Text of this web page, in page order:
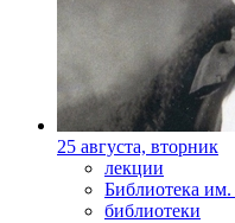
25 августа, вторник
лекции
Библиотека
библиотеки